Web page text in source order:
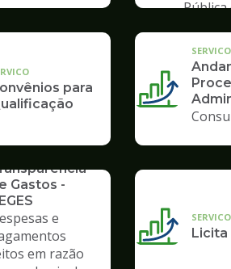
de
Gestão
Pública
para
SERVICO
Gastos -
e
em razão
SERVICO
Licita